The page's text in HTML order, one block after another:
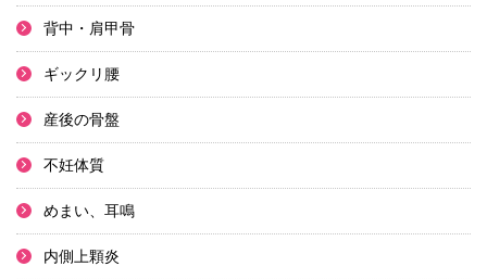
背中・肩甲骨
ギックリ腰
産後の骨盤
不妊体質
めまい、耳鳴
内側上顆炎